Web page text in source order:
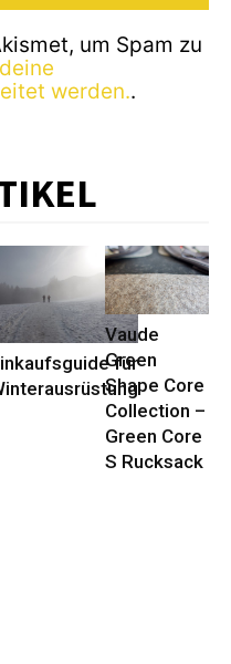
um Spam zu
werden..
für
Vaude
Green
Shape Core
Collection –
Green Core
S Rucksack